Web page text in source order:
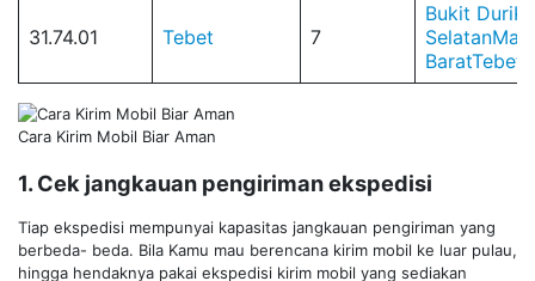
31.74.01 Tebet 7
Bukit Duri
Selatan
BaratTebet
Cara Kirim Mobil Biar Aman
1. Cek jangkauan pengiriman ekspedisi
Tiap ekspedisi mempunyai kapasitas jangkauan pengiriman yang
berbeda- beda. Bila Kamu mau berencana kirim mobil ke luar pulau,
hingga hendaknya pakai ekspedisi kirim mobil yang sediakan